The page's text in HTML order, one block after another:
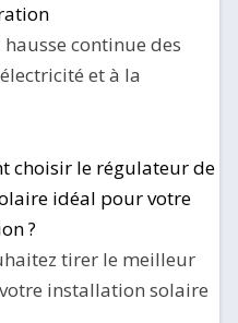
hausse continue des
et à la
choisir le régulateur de
idéal pour votre
?
tirer le meilleur
installation solaire